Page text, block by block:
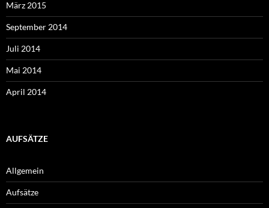
März 2015
September 2014
Juli 2014
Mai 2014
April 2014
AUFSÄTZE
Allgemein
Aufsätze